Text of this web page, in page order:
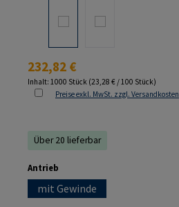
Regulärer Preis:
232,82 €
Inhalt: 1000 Stück (23,28 € / 100 Stück)
Preise exkl. MwSt. zzgl. Versandkosten
Über 20 lieferbar
Antrieb
mit Gewinde